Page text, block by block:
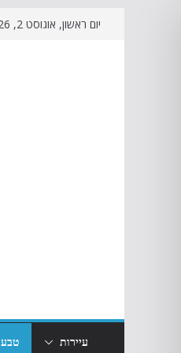
יום ראשון, אוגוסט 2, 2026
עיירות טבע